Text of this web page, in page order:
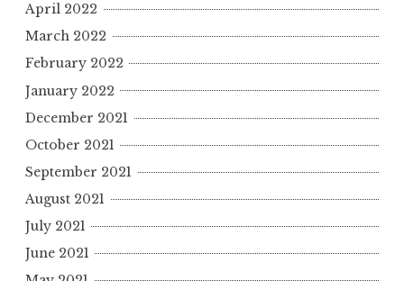
April 2022
March 2022
February 2022
January 2022
December 2021
October 2021
September 2021
August 2021
July 2021
June 2021